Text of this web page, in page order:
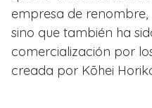
empresa de
sino que también ha
comercialización por
creada por Kōhei